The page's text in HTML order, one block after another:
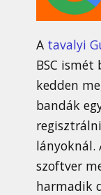
A tavalyi
BSC
kedden
bandák
lányoknál.
szoftver
harmadik